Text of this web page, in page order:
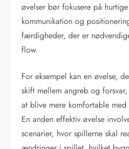
øvelser bør fokusere på
kommunikation og
færdigheder, der er
flow.
For eksempel kan en øvelse,
skift mellem angreb og
at blive mere komfortable med
En anden effektiv øvelse
scenarier, hvor spillerne skal